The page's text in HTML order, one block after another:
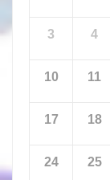
3 4
10 11
17 18
24 25